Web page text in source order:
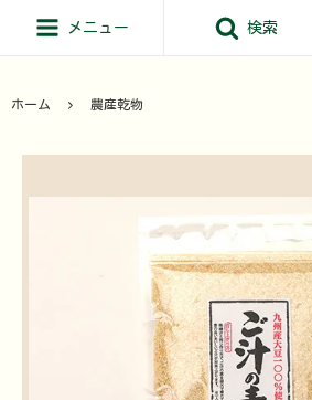
メニュー 検索
ホーム 農産乾物